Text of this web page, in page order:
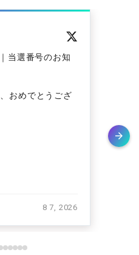
当選番号のお知
おめでとうござ
8 7, 2026
残